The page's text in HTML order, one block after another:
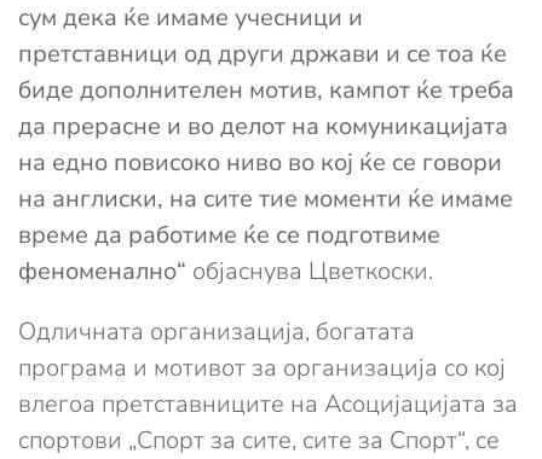
сум дека ќе имаме учесници и
претставници од други држави и се тоа ќе
биде дополнителен мотив, кампот ќе треба
да прерасне и во делот на комуникацијата
на едно повисоко ниво во кој ќе се говори
на англиски, на сите тие моменти ќе имаме
време да работиме ќе се подготвиме
феноменално“ објаснува Цветкоски.
Одличната организација, богатата
програма и мотивот за организација со кој
влегоа претставниците на Асоцијацијата за
спортови „Спорт за сите, сите за Спорт“, се